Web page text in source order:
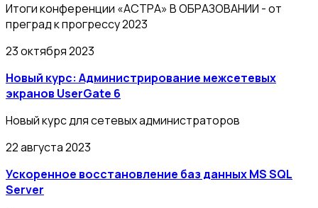
Итоги конференции «АСТРА» В ОБРАЗОВАНИИ - от
преград к прогрессу 2023
23 октября 2023
Новый курс: Администрирование межсетевых
экранов UserGate 6
Новый курс для сетевых администраторов
22 августа 2023
Ускоренное восстановление баз данных MS SQL
Server